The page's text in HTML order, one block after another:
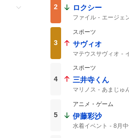
2 ロクシー
ファイル エージェ
3
スポーツ
サヴィオ
マテウスサヴィオ
4
スポーツ
三井寺くん
マリノス あまじゅ
5
アニメ・ゲーム
伊藤彩沙
水着イベント 8月